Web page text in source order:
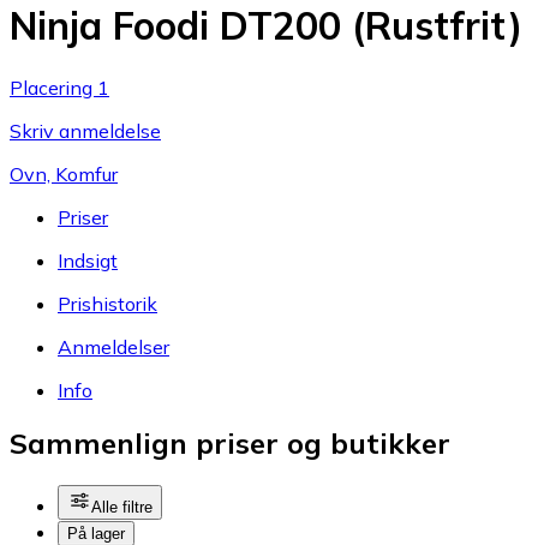
Ninja Foodi DT200 (Rustfrit)
Placering 1
Skriv anmeldelse
Ovn, Komfur
Priser
Indsigt
Prishistorik
Anmeldelser
Info
Sammenlign priser og butikker
Alle filtre
På lager